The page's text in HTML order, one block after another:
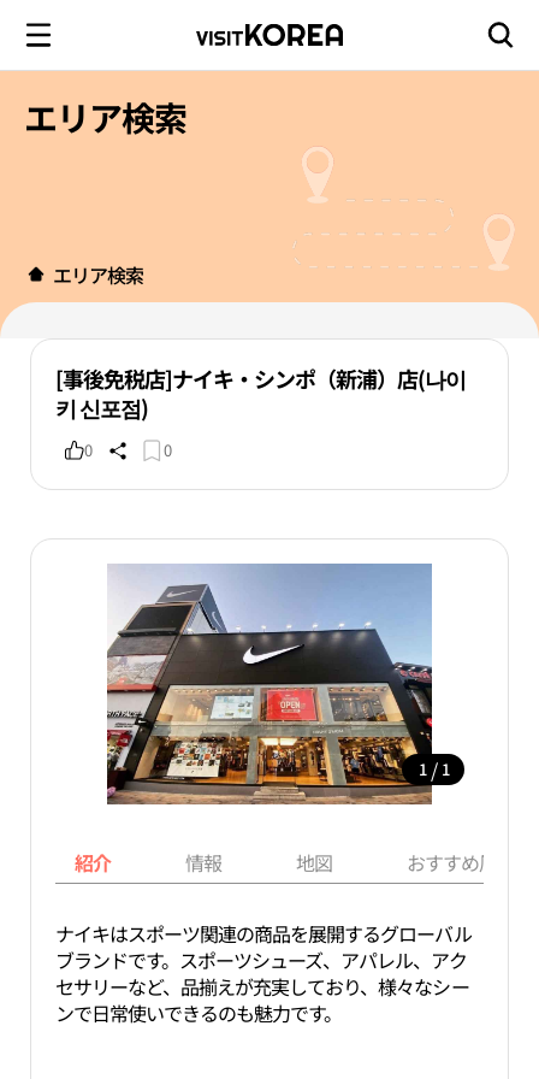
エリア検索
エリア検索
[事後免税店]ナイキ・シンポ（新浦）店(나이
키 신포점)
0 0
1 / 1
紹介 情報 地図 おすすめ周辺
ナイキはスポーツ関連の商品を展開するグローバル
ブランドです。スポーツシューズ、アパレル、アク
セサリーなど、品揃えが充実しており、様々なシー
ンで日常使いできるのも魅力です。